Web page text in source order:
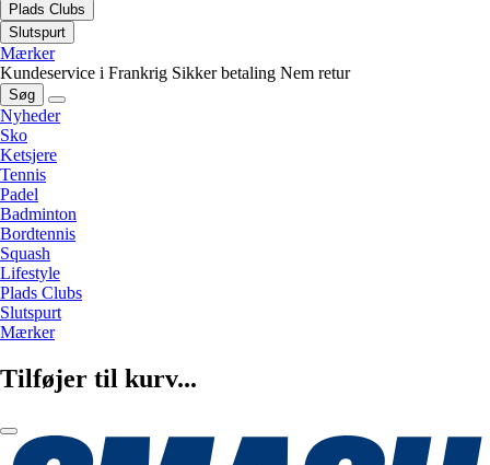
Plads Clubs
Slutspurt
Mærker
Kundeservice i Frankrig Sikker betaling Nem retur
Søg
Nyheder
Sko
Ketsjere
Tennis
Padel
Badminton
Bordtennis
Squash
Lifestyle
Plads Clubs
Slutspurt
Mærker
Tilføjer til kurv...